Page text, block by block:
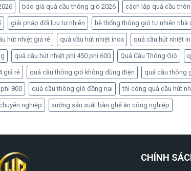
báo giá quả cầu thông gió 2026 cách lắp quả cầu
giải pháp đối lưu tự nhiên hệ thống thông gió tự nhiên nhà
hút nhiệt giá rẻ quả cầu hút nhiệt inox quả cầu hút nhiệt
quả cầu hút nhiệt phi 450 phi 600 Quả Cầu Thông Gió
giá rẻ quả cầu thông gió không dùng điện quả cầu thông
800 quả cầu thông gió đồng nai thi công quả cầu hút
nghiệp xưởng sản xuất bàn ghế ăn công nghiệp
CHÍNH